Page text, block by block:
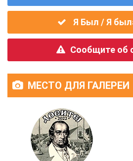
Я Был / Я
Сообщите об
МЕСТО ДЛЯ ГАЛЕРЕИ